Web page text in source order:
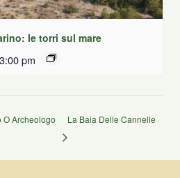
le torri sul mare
3:00 pm
O Archeologo La Baia Delle Cannelle